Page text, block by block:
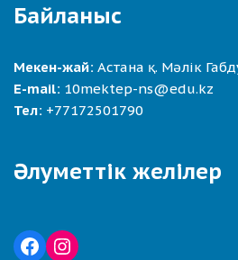
Байланыс
Мекен-жай: Астана қ. Мәлік
E-mail: 10mektep-ns@edu.kz
Тел: +77172501790
Әлуметтік желілер